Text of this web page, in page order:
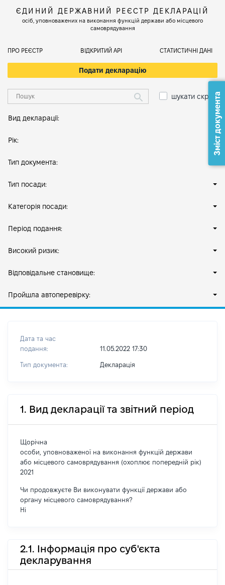
ЄДИНИЙ ДЕРЖАВНИЙ РЕЄСТР ДЕКЛАРАЦІЙ
осіб, уповноважених на виконання функцій держави або місцевого
самоврядування
ПРО РЕЄСТР ВІДКРИТИЙ АРІ СТАТИСТИЧНІ ДАНІ
Подати декларацію
шукати скрізь
Вид декларації:
Рік:
Тип документа:
Тип посади:
Категорія посади:
Період подання:
Високий ризик:
Відповідальне становище:
Пройшла автоперевірку:
Дата та час
подання:
11.05.2022 17:30
Тип документа: Декларація
1. Вид декларації та звітний період
Щорічна
особи, уповноваженої на виконання функцій держави
або місцевого самоврядування (охоплює попередній рік)
2021
Чи продовжуєте Ви виконувати функції держави або
органу місцевого самоврядування?
Ні
2.1. Інформація про суб'єкта
декларування
Зміст документа